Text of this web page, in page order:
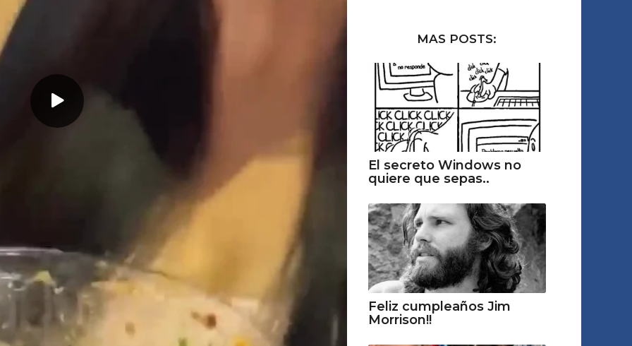
MAS POSTS:
El secreto Windows no
quiere que sepas..
Feliz cumpleaños Jim
Morrison!!